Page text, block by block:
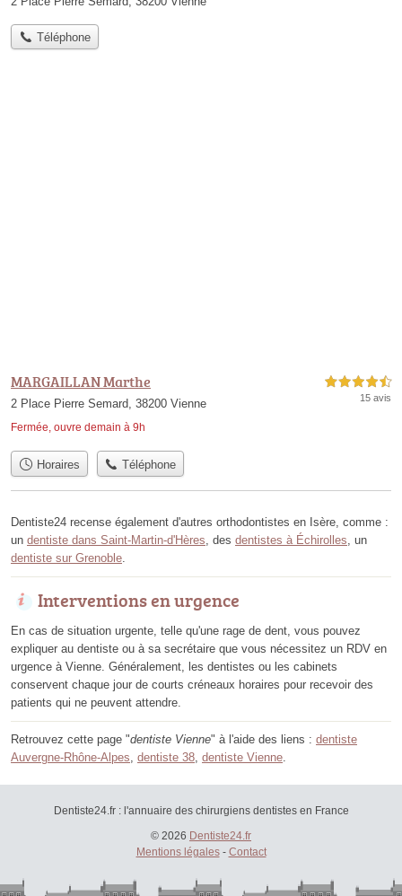
Téléphone
MARGAILLAN Marthe
2 Place Pierre Semard, 38200 Vienne
Fermée, ouvre demain à 9h
4,5 étoiles sur 5
15 avis
Horaires Téléphone
Dentiste24 recense également d'autres orthodontistes en Isère, comme :
un dentiste dans Saint-Martin-d'Hères , des dentistes à Échirolles , un
dentiste sur Grenoble
Interventions en urgence
En cas de situation urgente, telle qu'une rage de dent, vous pouvez
expliquer au dentiste ou à sa secrétaire que vous nécessitez un RDV en
urgence à Vienne. Généralement, les dentistes ou les cabinets
conservent chaque jour de courts créneaux horaires pour recevoir des
patients qui ne peuvent attendre.
Retrouvez cette page "dentiste Vienne" à l'aide des liens : dentiste
Auvergne-Rhône-Alpes dentiste 38 dentiste Vienne
Dentiste24.fr : l'annuaire des chirurgiens dentistes en France
© 2026 Dentiste24.fr
Mentions légales- Contact